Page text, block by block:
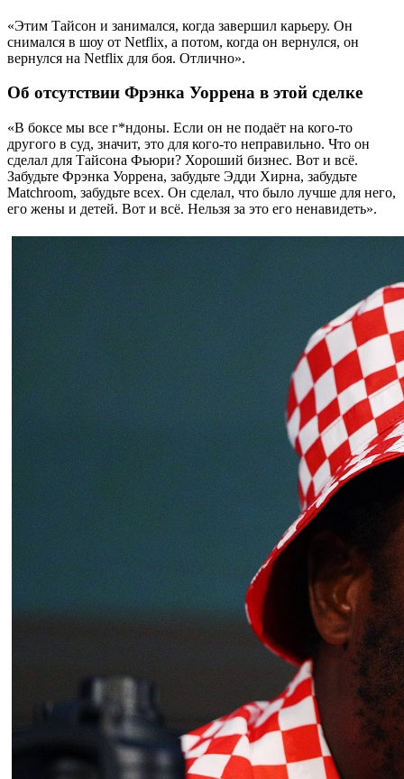
«Этим Тайсон и занимался, когда завершил карьеру. Он
снимался в шоу от Netflix, а потом, когда он вернулся, он
вернулся на Netflix для боя. Отлично».
Об отсутствии Фрэнка Уоррена в этой сделке
«В боксе мы все г*ндоны. Если он не подаёт на кого-то
другого в суд, значит, это для кого-то неправильно. Что он
сделал для Тайсона Фьюри? Хороший бизнес. Вот и всё.
Забудьте Фрэнка Уоррена, забудьте Эдди Хирна, забудьте
Matchroom, забудьте всех. Он сделал, что было лучше для него,
его жены и детей. Вот и всё. Нельзя за это его ненавидеть».